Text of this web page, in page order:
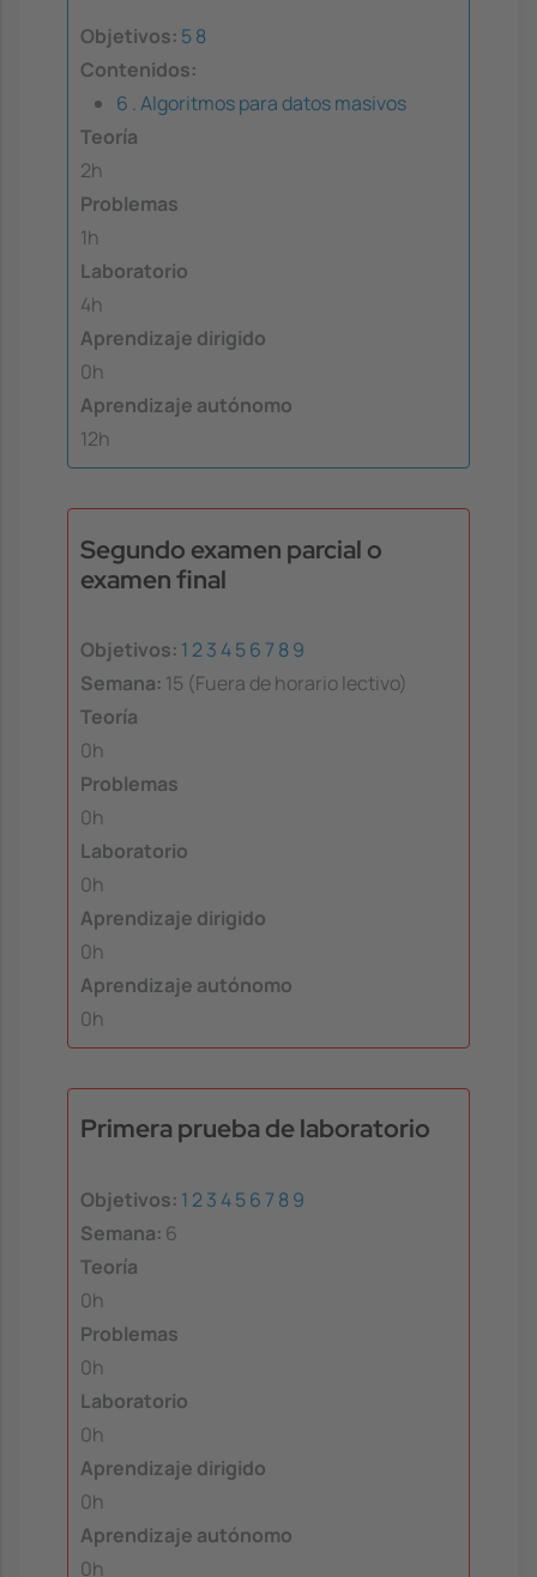
Objetivos: 58
Contenidos:
6 . Algoritmos para datos masivos
Teoría
2h
Problemas
1h
Laboratorio
4h
Aprendizaje dirigido
0h
Aprendizaje autónomo
12h
Segundo examen parcial o
examen final
Objetivos: 1 23 456 7 8 9
Semana: 15 (Fuera de horario lectivo)
Teoría
0h
Problemas
0h
Laboratorio
0h
Aprendizaje dirigido
0h
Aprendizaje autónomo
0h
Primera prueba de laboratorio
Objetivos: 1 23 456 7 8 9
Semana: 6
Teoría
0h
Problemas
0h
Laboratorio
0h
Aprendizaje dirigido
0h
Aprendizaje autónomo
0h